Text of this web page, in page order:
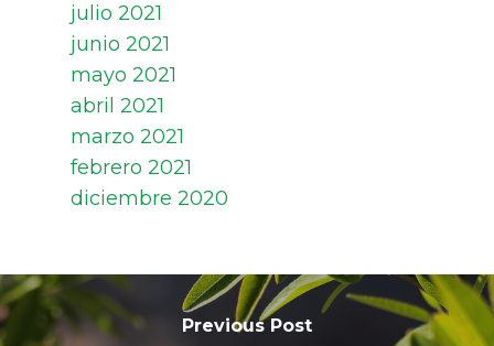
julio 2021
junio 2021
mayo 2021
abril 2021
marzo 2021
febrero 2021
diciembre 2020
Previous Post